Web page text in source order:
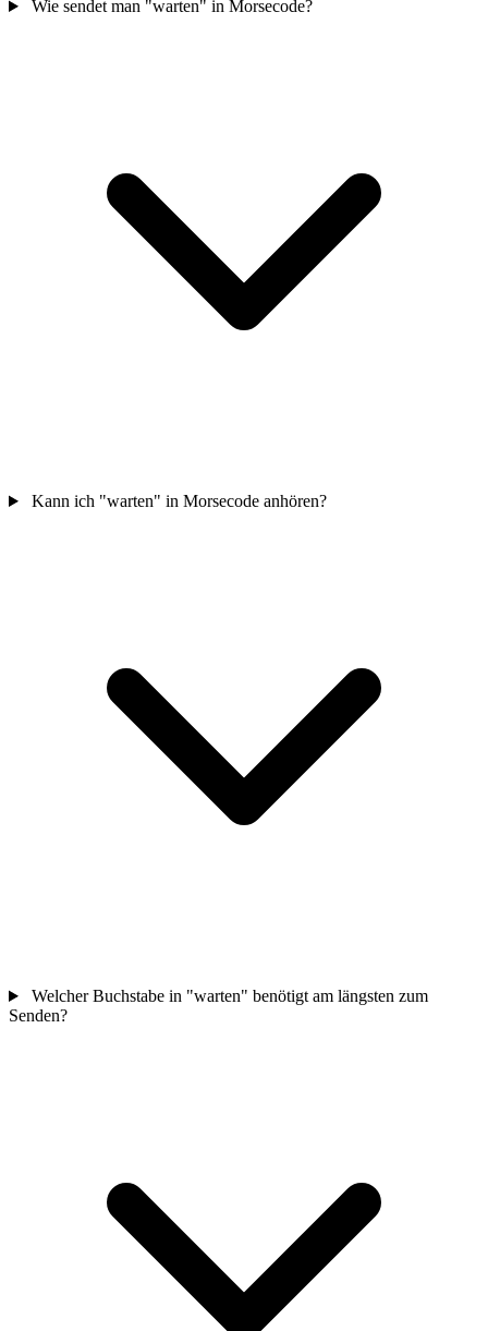
Wie sendet man "warten" in Morsecode?
Kann ich "warten" in Morsecode anhören?
Welcher Buchstabe in "warten" benötigt am längsten zum
Senden?